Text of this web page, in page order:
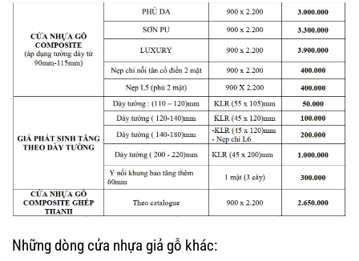
Những dòng cửa nhựa giả gỗ khác: